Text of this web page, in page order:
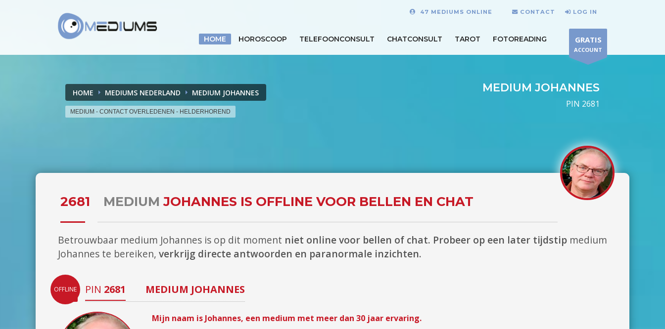
47 MEDIUMS ONLINE CONTACT LOG IN
HOME HOROSCOOP TELEFOONCONSULT CHATCONSULT TAROT FOTOREADING GRATIS
ACCOUNT
HOME MEDIUMS NEDERLAND MEDIUM JOHANNES
MEDIUM - CONTACT OVERLEDENEN - HELDERHOREND
MEDIUM JOHANNES
PIN 2681
2681 MEDIUMJOHANNES IS OFFLINE VOOR BELLEN EN CHAT
Betrouwbaar medium Johannes is op dit moment niet online voor bellen of chat. Probeer op een later tijdstip medium
Johannes te bereiken, verkrijg directe antwoorden en paranormale inzichten.
OFFLINE PIN 2681 MEDIUM JOHANNES
Mijn naam is Johannes, een medium met meer dan 30 jaar ervaring.